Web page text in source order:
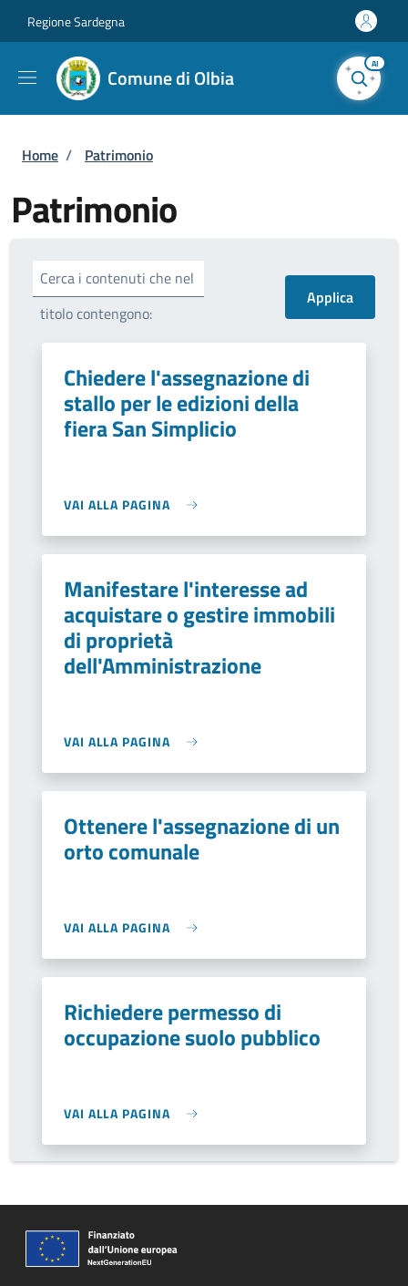
Regione Sardegna
Comune di Olbia
AI
Briciole di pane
Home / Patrimonio
Patrimonio
Cerca i contenuti che nel
titolo contengono:
Chiedere l'assegnazione di
stallo per le edizioni della
fiera San Simplicio
VAI ALLA PAGINA
Manifestare l'interesse ad
acquistare o gestire immobili
di proprietà
dell'Amministrazione
VAI ALLA PAGINA
Ottenere l'assegnazione di un
orto comunale
VAI ALLA PAGINA
Richiedere permesso di
occupazione suolo pubblico
VAI ALLA PAGINA